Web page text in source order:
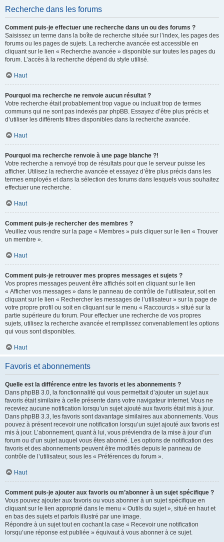
Recherche dans les forums
Comment puis-je effectuer une recherche dans un ou des forums ?
Saisissez un terme dans la boîte de recherche située sur l’index, les pages des
forums ou les pages de sujets. La recherche avancée est accessible en
cliquant sur le lien « Recherche avancée » disponible sur toutes les pages du
forum. L’accès à la recherche dépend du style utilisé.
Haut
Pourquoi ma recherche ne renvoie aucun résultat ?
Votre recherche était probablement trop vague ou incluait trop de termes
communs qui ne sont pas indexés par phpBB. Essayez d’être plus précis et
d’utiliser les différents filtres disponibles dans la recherche avancée.
Haut
Pourquoi ma recherche renvoie à une page blanche ?!
Votre recherche a renvoyé trop de résultats pour que le serveur puisse les
afficher. Utilisez la recherche avancée et essayez d’être plus précis dans les
termes employés et dans la sélection des forums dans lesquels vous souhaitez
effectuer une recherche.
Haut
Comment puis-je rechercher des membres ?
Veuillez vous rendre sur la page « Membres » puis cliquer sur le lien « Trouver
un membre ».
Haut
Comment puis-je retrouver mes propres messages et sujets ?
Vos propres messages peuvent être affichés soit en cliquant sur le lien
« Afficher vos messages » dans le panneau de contrôle de l’utilisateur, soit en
cliquant sur le lien « Rechercher les messages de l’utilisateur » sur la page de
votre propre profil ou soit en cliquant sur le menu « Raccourcis » situé sur la
partie supérieure du forum. Pour effectuer une recherche de vos propres
sujets, utilisez la recherche avancée et remplissez convenablement les options
qui vous sont disponibles.
Haut
Favoris et abonnements
Quelle est la différence entre les favoris et les abonnements ?
Dans phpBB 3.0, la fonctionnalité qui vous permettait d’ajouter un sujet aux
favoris était similaire à celle présente dans votre navigateur internet. Vous ne
receviez aucune notification lorsqu’un sujet ajouté aux favoris était mis à jour.
Dans phpBB 3.3, les favoris sont davantage similaires aux abonnements. Vous
pouvez à présent recevoir une notification lorsqu’un sujet ajouté aux favoris est
mis à jour. L’abonnement, quant à lui, vous préviendra de la mise à jour d’un
forum ou d’un sujet auquel vous êtes abonné. Les options de notification des
favoris et des abonnements peuvent être modifiés depuis le panneau de
contrôle de l’utilisateur, sous les « Préférences du forum ».
Haut
Comment puis-je ajouter aux favoris ou m’abonner à un sujet spécifique ?
Vous pouvez ajouter aux favoris ou vous abonner à un sujet spécifique en
cliquant sur le lien approprié dans le menu « Outils du sujet », situé en haut et
en bas des sujets et parfois illustré par une image.
Répondre à un sujet tout en cochant la case « Recevoir une notification
lorsqu’une réponse est publiée » équivaut à vous abonner à ce sujet.